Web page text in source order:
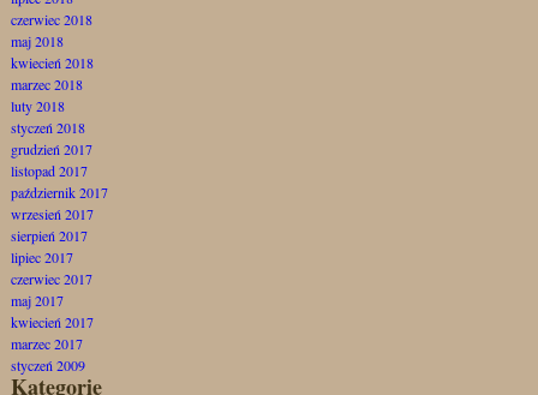
czerwiec 2018
maj 2018
kwiecień 2018
marzec 2018
luty 2018
styczeń 2018
grudzień 2017
listopad 2017
październik 2017
wrzesień 2017
sierpień 2017
lipiec 2017
czerwiec 2017
maj 2017
kwiecień 2017
marzec 2017
styczeń 2009
Kategorie